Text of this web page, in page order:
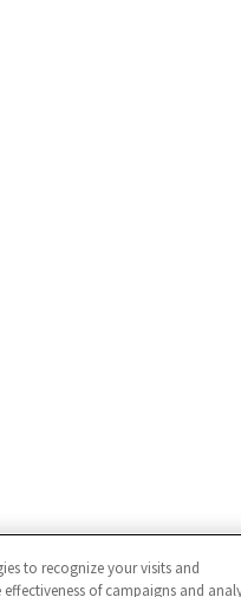
to recognize your visits and
of campaigns and